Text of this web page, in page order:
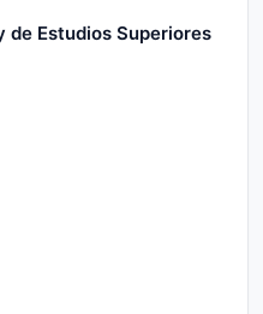
Estudios Superiores